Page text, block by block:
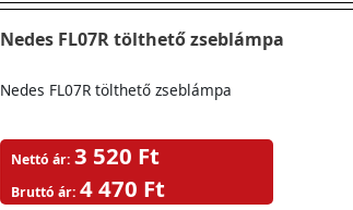
Nedes FL07R tölthető zseblámpa
Nedes FL07R tölthető zseblámpa
Nettó ár: 3 520 Ft
Bruttó ár: 4 470 Ft